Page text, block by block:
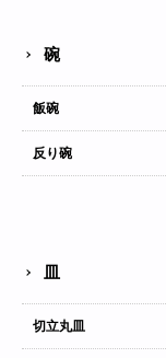
碗
飯碗
反り碗
皿
切立丸皿